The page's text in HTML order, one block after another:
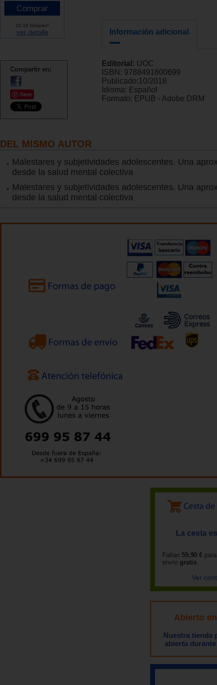
22.18 Dólares*
ver detalle
Compartir en:
Save
Información adicional
Editorial: UOC
ISBN: 9788491800699
Publicado:10/2018
Idioma: Español
Formato: EPUB - Adobe DRM
DEL MISMO AUTOR
Malestares y subjetividades adolescentes. Una
desde la salud mental colectiva
Malestares y subjetividades adolescentes. Una
desde la salud mental colectiva
La cesta
Faltan 59,90 €
envío gratis
Ver
Abierto
Nuestra tienda
abierta